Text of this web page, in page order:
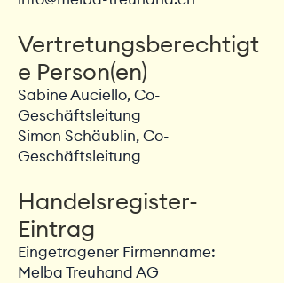
Vertretungsberechtigt
e Person(en)
Sabine Auciello, Co-
Geschäftsleitung
Simon Schäublin, Co-
Geschäftsleitung
Handelsregister-
Eintrag
Eingetragener Firmenname:
Melba Treuhand AG